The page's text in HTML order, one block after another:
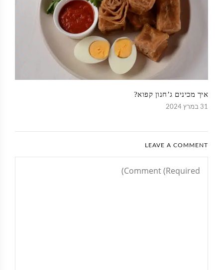
איך מכינים ג’חנון קפוא?
31 במרץ 2024
LEAVE A COMMENT